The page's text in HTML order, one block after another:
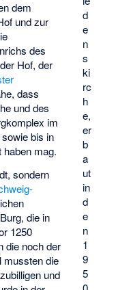
d
e
n
s
ki
rc
h
e,
er
b
a
ut
in
d
e
n
1
9
5
dem
und zur
des
Hof, der
dass
und des
im
bis in
haben mag.
sondern
die in
1250
die noch der
mussten die
und